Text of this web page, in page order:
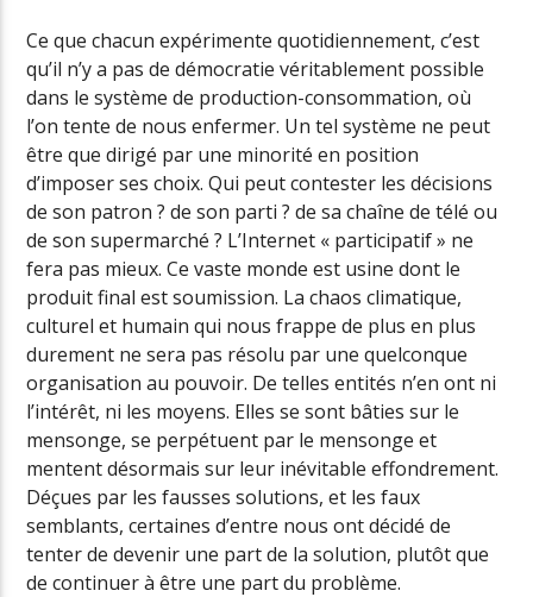
Ce que chacun expérimente quotidiennement, c’est
qu’il n’y a pas de démocratie véritablement possible
dans le système de production-consommation, où
l’on tente de nous enfermer. Un tel système ne peut
être que dirigé par une minorité en position
d’imposer ses choix. Qui peut contester les décisions
de son patron ? de son parti ? de sa chaîne de télé ou
de son supermarché ? L’Internet « participatif » ne
fera pas mieux. Ce vaste monde est usine dont le
produit final est soumission. La chaos climatique,
culturel et humain qui nous frappe de plus en plus
durement ne sera pas résolu par une quelconque
organisation au pouvoir. De telles entités n’en ont ni
l’intérêt, ni les moyens. Elles se sont bâties sur le
mensonge, se perpétuent par le mensonge et
mentent désormais sur leur inévitable effondrement.
Déçues par les fausses solutions, et les faux
semblants, certaines d’entre nous ont décidé de
tenter de devenir une part de la solution, plutôt que
de continuer à être une part du problème.